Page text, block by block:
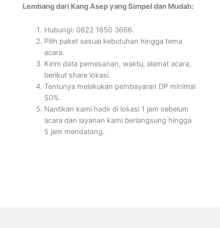
Lembang dari Kang Asep yang Simpel dan Mudah:
Hubungi: 0822 1650 3666.
Pilih paket sesuai kebutuhan hingga tema
acara.
Kirim data pemesanan, waktu, alamat acara,
berikut share lokasi.
Tentunya melakukan pembayaran DP minimal
50%.
Nantikan kami hadir di lokasi 1 jam sebelum
acara dan layanan kami berlangsung hingga
5 jam mendatang.